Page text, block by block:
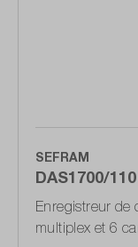
SEFRAM
DAS1700/110
Enregistreur de
multiplex et 6